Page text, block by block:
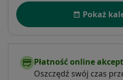
Dostępność
Pokaż
Płatność online
Oszczędź swój czas